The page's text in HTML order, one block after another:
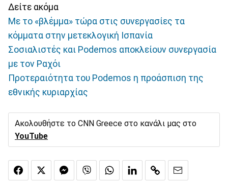
Δείτε ακόμα
Με το «βλέμμα» τώρα στις συνεργασίες τα
κόμματα στην μετεκλογική Ισπανία
Σοσιαλιστές και Podemos αποκλείουν συνεργασία
με τον Ραχόι
Προτεραιότητα του Podemos η προάσπιση της
εθνικής κυριαρχίας
Ακολουθήστε το CNN Greece στο κανάλι μας στο
YouTube